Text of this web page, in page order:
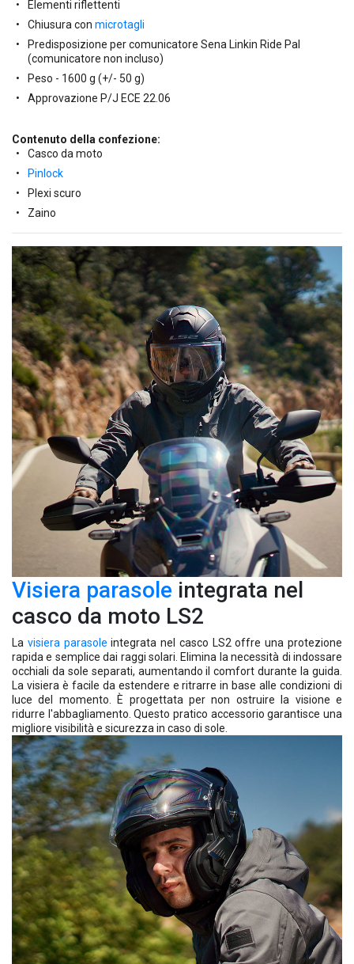
Elementi riflettenti
Chiusura con microtagli
Predisposizione per comunicatore Sena Linkin Ride Pal
(comunicatore non incluso)
Peso - 1600 g (+/- 50 g)
Approvazione P/J ECE 22.06
Contenuto della confezione:
Casco da moto
Pinlock
Plexi scuro
Zaino
Visiera parasole integrata nel
casco da moto LS2
La visiera parasole integrata nel casco LS2 offre una protezione
rapida e semplice dai raggi solari. Elimina la necessità di indossare
occhiali da sole separati, aumentando il comfort durante la guida.
La visiera è facile da estendere e ritrarre in base alle condizioni di
luce del momento. È progettata per non ostruire la visione e
ridurre l'abbagliamento. Questo pratico accessorio garantisce una
migliore visibilità e sicurezza in caso di sole.